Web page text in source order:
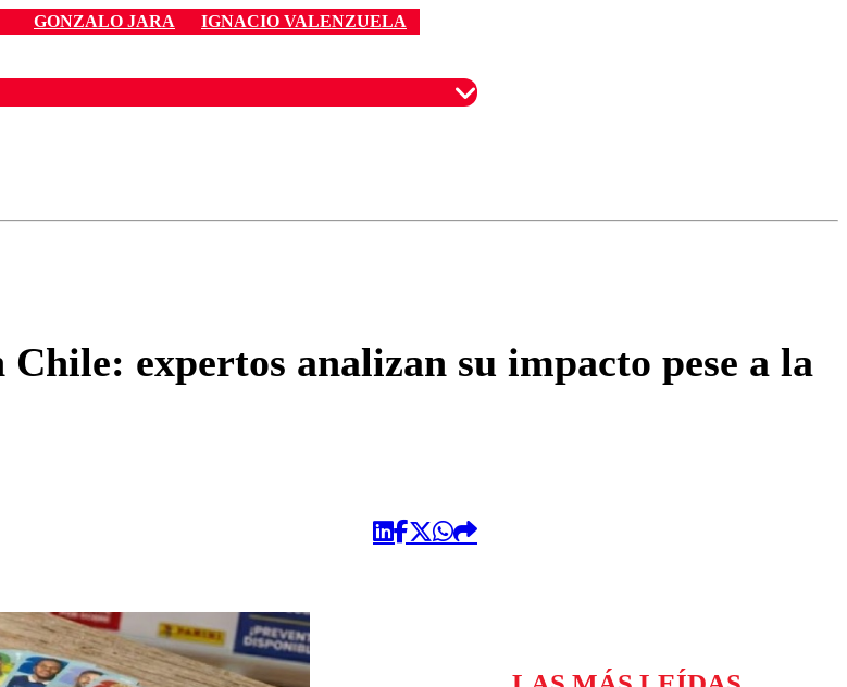
GONZALO JARA
IGNACIO VALENZUELA
expertos analizan su impacto pese a la